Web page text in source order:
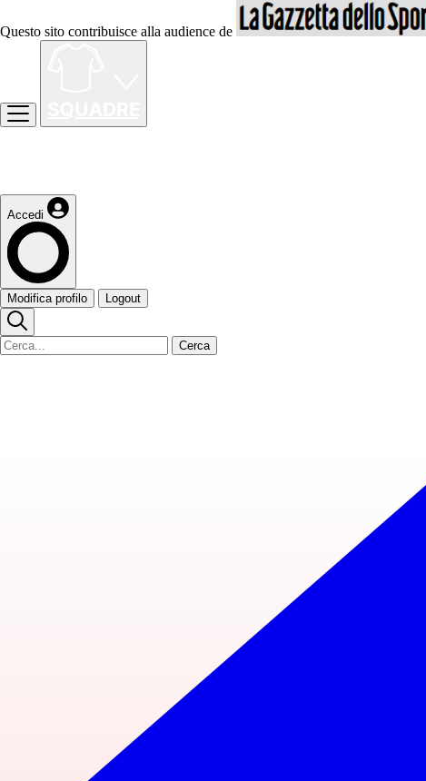
Questo sito contribuisce alla audience de
Accedi
Modifica profilo Logout
Cerca